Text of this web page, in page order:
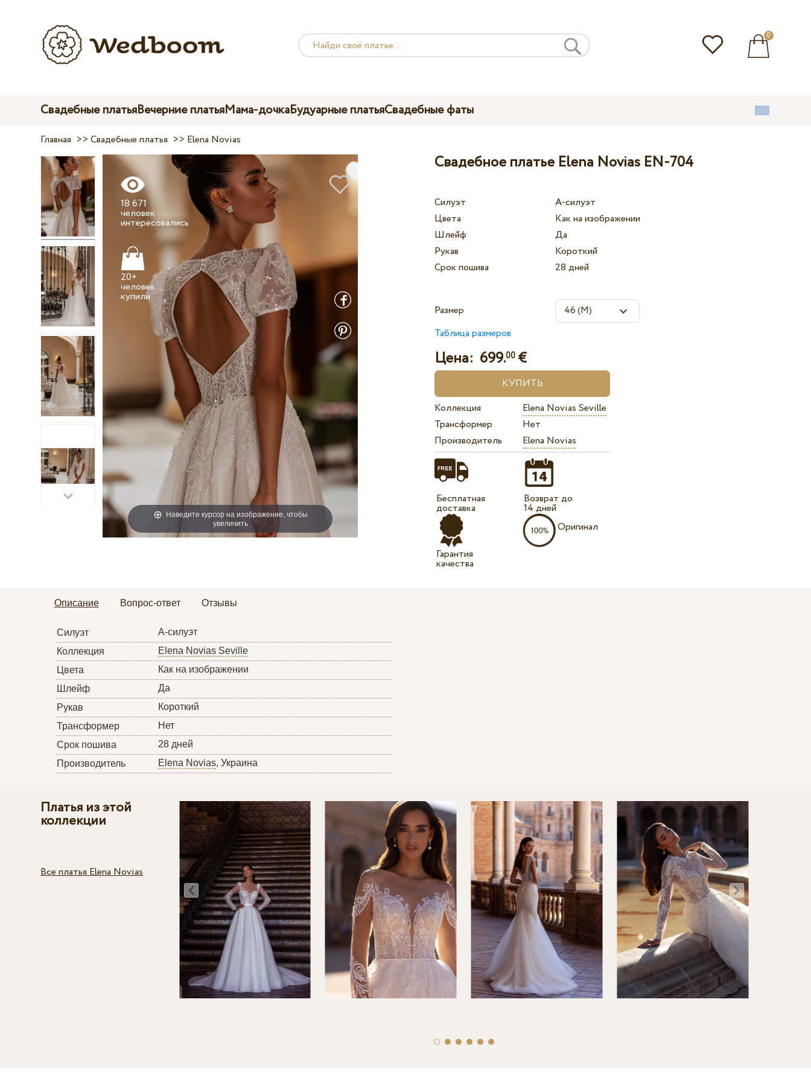
0
Свадебные платьяВечерние платьяМама-дочкаБудуарные платьяСвадебные фаты
Главная >>Свадебные платья >> Elena Novias
Наведите курсор на изображение, чтобы
увеличить
18 671
человек
20+
человек
Свадебное платье Elena Novias EN-704
Силуэт
А-силуэт
Цвета
Как на изображении
Шлейф
Да
Рукав
Короткий
Срок пошива
28 дней
Размер
Таблица размеров
Цена: 699.00 €
Коллекция
Elena Novias Seville
Трансформер
Нет
Производитель
Elena Novias
Бесплатная
доставка
Гарантия
качества
Возврат до
14 дней
Оригинал
Описание Вопрос-ответ Отзывы
Силуэт
А-силуэт
Коллекция
Elena Novias Seville
Цвета
Как на изображении
Шлейф
Да
Рукав
Короткий
Трансформер
Нет
Срок пошива
28 дней
Производитель
Elena Novias, Украина
Платья из этой
коллекции
Все платья Elena Novias